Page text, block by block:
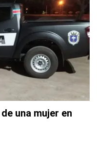
una mujer en